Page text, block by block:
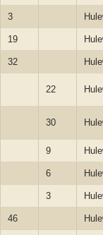
3
19
32
22
30
9
6
3
46